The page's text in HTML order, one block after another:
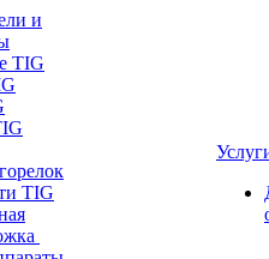
и
TIG
TIG